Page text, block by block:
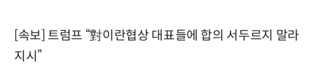
[속보] 트럼프 “對이란협상 대표들에 합의 서두르지 말라
지시”